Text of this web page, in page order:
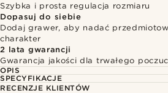
Szybka i prosta regulacja rozmiaru
Dopasuj do siebie
Dodaj grawer, aby nadać
charakter
2 lata gwarancji
Gwarancja jakości dla trwałego
OPIS
SPECYFIKACJE
RECENZJE KLIENTÓW